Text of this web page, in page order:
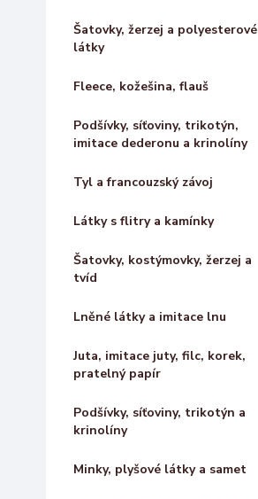
Šatovky, žerzej a polyesterové
látky
Fleece, kožešina, flauš
Podšívky, síťoviny, trikotýn,
imitace dederonu a krinolíny
Tyl a francouzský závoj
Látky s flitry a kamínky
Šatovky, kostýmovky, žerzej a
tvíd
Lněné látky a imitace lnu
Juta, imitace juty, filc, korek,
pratelný papír
Podšívky, síťoviny, trikotýn a
krinolíny
Minky, plyšové látky a samet